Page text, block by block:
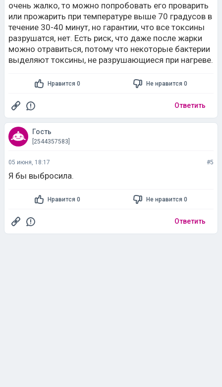
очень жалко, то можно попробовать его проварить
или прожарить при температуре выше 70 градусов в
течение 30-40 минут, но гарантии, что все токсины
разрушатся, нет. Есть риск, что даже после жарки
можно отравиться, потому что некоторые бактерии
выделяют токсины, не разрушающиеся при нагреве.
Нравится 0 Не нравится 0
Ответить
Гость
[2544357583]
05 июня, 18:17 #5
Я бы выбросила.
Нравится 0 Не нравится 0
Ответить